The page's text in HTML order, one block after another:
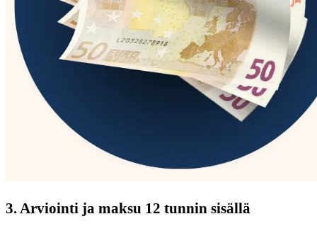
3. Arviointi ja maksu 12 tunnin sisällä